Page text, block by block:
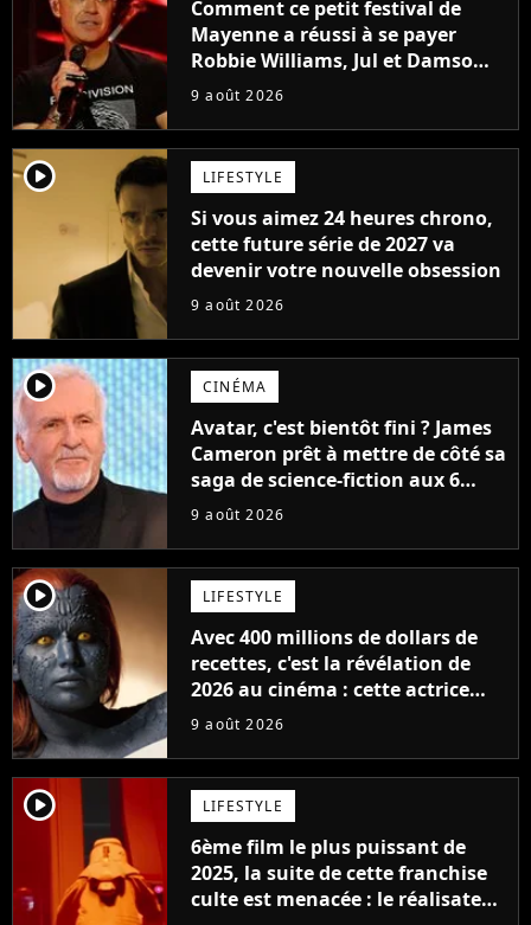
Comment ce petit festival de
Mayenne a réussi à se payer
Robbie Williams, Jul et Damso
cette année ?
9 août 2026
player2 LIFESTYLE
Si vous aimez 24 heures chrono,
cette future série de 2027 va
devenir votre nouvelle obsession
9 août 2026
player2 CINÉMA
Avatar, c'est bientôt fini ? James
Cameron prêt à mettre de côté sa
saga de science-fiction aux 6
milliards de recettes
9 août 2026
player2 LIFESTYLE
Avec 400 millions de dollars de
recettes, c'est la révélation de
2026 au cinéma : cette actrice
adorée prête à remplacer
9 août 2026
player2 LIFESTYLE
6ème film le plus puissant de
2025, la suite de cette franchise
culte est menacée : le réalisateur